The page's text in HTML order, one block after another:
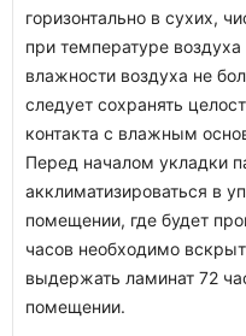
горизонтально в сухих,
при температуре
влажности воздуха не
следует сохранять
контакта с влажным
Перед началом укладки
акклиматизироваться в
помещении, где будет
часов необходимо
выдержать ламинат 72
помещении.